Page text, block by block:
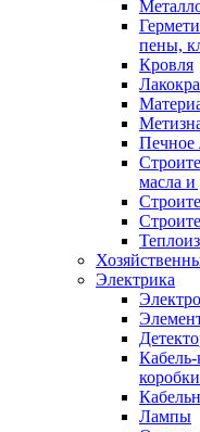
пены,
Кровля
Печное
масла и
Электрика
Лампы